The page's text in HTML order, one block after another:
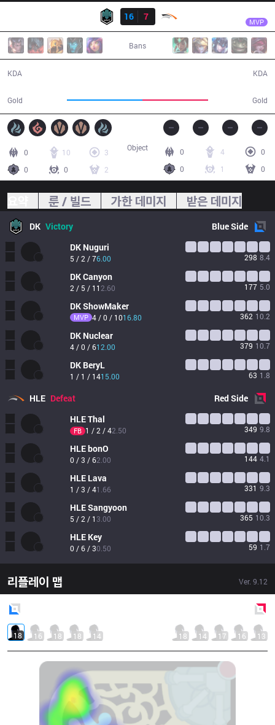
16
7 MVP
Bans
KDA
Gold Gold
KDA
0 10
3
0
0 2
0 4
0
0
1 0
Object
룬 / 빌드 가한 데미지 받은 데미지
DK Victory BlueSide
DK Nuguri
5 / 2 / 76.00 298 8.4
DKCanyon
2 / 5 / 11 2.60 177 5.0
DKShowMaker
MVP 4 / 0 / 1016.80 362 10.2
DK Nuclear
4 / 0 / 612.00 379 10.7
DK BeryL
1 / 1 / 1415.00 63 1.8
HLE Defeat RedSide
HLEThal
FB 1 / 2 / 42.50 349 9.8
HLEbonO
0 / 3 / 62.00 144 4.1
HLE Lava
1 / 3 / 41.66 331 9.3
HLESangyoon
5 / 2 / 1 3.00 365 10.3
HLE Key
0 / 6 / 30.50 59 1.7
리플레이 맵 Ver. 9.12
18 16 18 18 14 18 14 17 16 13